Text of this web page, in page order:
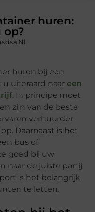
huren:
op?
huren bij een
u uiteraard naar een
. In principe moet
zijn van de beste
verhuurder
Daarnaast is het
bus of
goed bij uw
naar de juiste partij
is het belangrijk
te letten.